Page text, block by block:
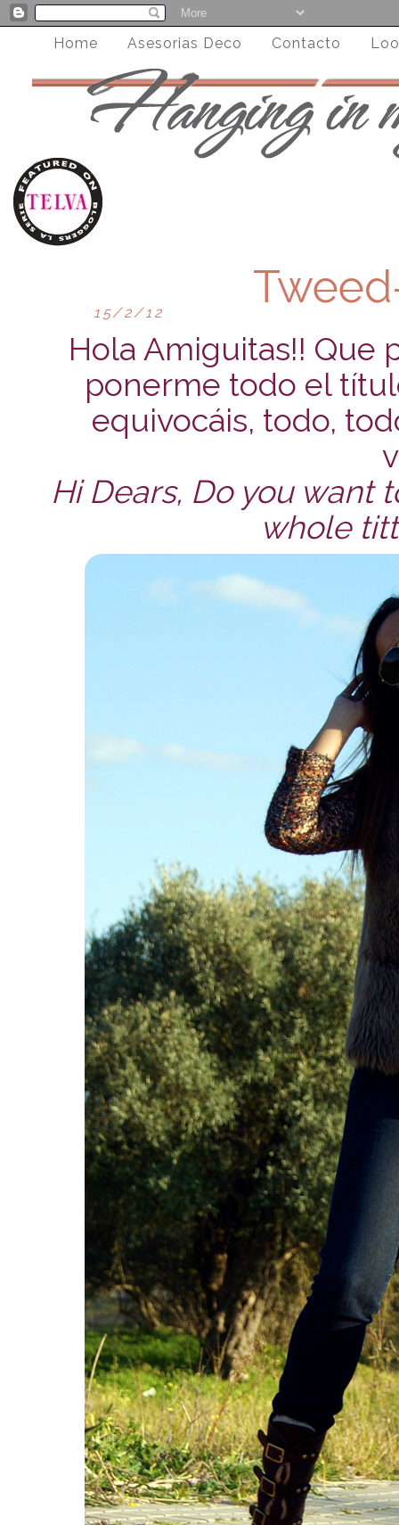
Home Asesorias Deco Contacto
15/2/12
Hola Amiguitas!! Que
ponerme todo el
equivocáis, todo,
Hi Dears, Do you want
whole